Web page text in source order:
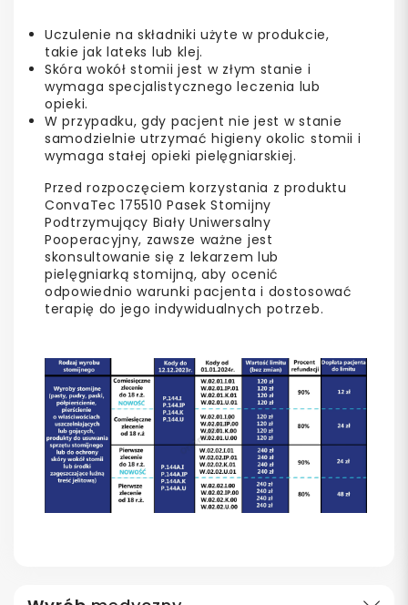
Uczulenie na składniki użyte w produkcie,
takie jak lateks lub klej.
Skóra wokół stomii jest w złym stanie i
wymaga specjalistycznego leczenia lub
opieki.
W przypadku, gdy pacjent nie jest w stanie
samodzielnie utrzymać higieny okolic stomii i
wymaga stałej opieki pielęgniarskiej.
Przed rozpoczęciem korzystania z produktu
ConvaTec 175510 Pasek Stomijny
Podtrzymujący Biały Uniwersalny
Pooperacyjny, zawsze ważne jest
skonsultowanie się z lekarzem lub
pielęgniarką stomijną, aby ocenić
odpowiednio warunki pacjenta i dostosować
terapię do jego indywidualnych potrzeb.